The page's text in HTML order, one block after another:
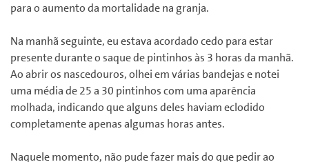
para o aumento da mortalidade na granja.
Na manhã seguinte, eu estava acordado cedo para estar
presente durante o saque de pintinhos às 3 horas da manhã.
Ao abrir os nascedouros, olhei em várias bandejas e notei
uma média de 25 a 30 pintinhos com uma aparência
molhada, indicando que alguns deles haviam eclodido
completamente apenas algumas horas antes.
Naquele momento, não pude fazer mais do que pedir ao